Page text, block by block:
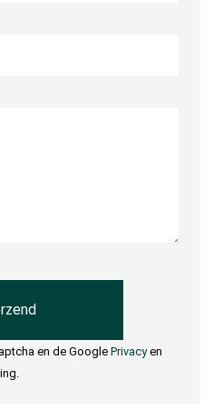
en de Google Privacyen